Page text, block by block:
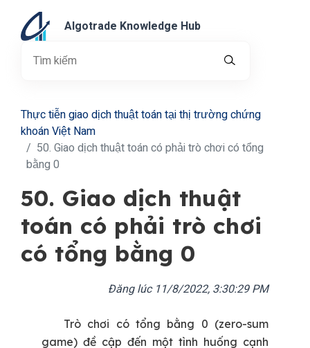
Algotrade Knowledge Hub
Thực tiễn giao dịch thuật toán tại thị trường chứng
khoán Việt Nam
50. Giao dịch thuật toán có phải trò chơi có tổng
bằng 0
50. Giao dịch thuật
toán có phải trò chơi
có tổng bằng 0
Đăng lúc 11/8/2022, 3:30:29 PM
Trò chơi có tổng bằng 0 (zero-sum
game) đề cập đến một tình huống cạnh